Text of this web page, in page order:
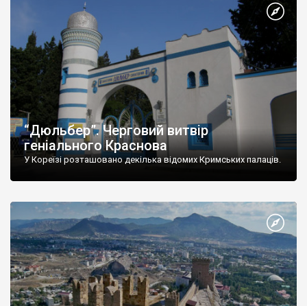
“Дюльбер”. Черговий витвір
геніального Краснова
У Кореїзі розташовано декілька відомих Кримських палаців.